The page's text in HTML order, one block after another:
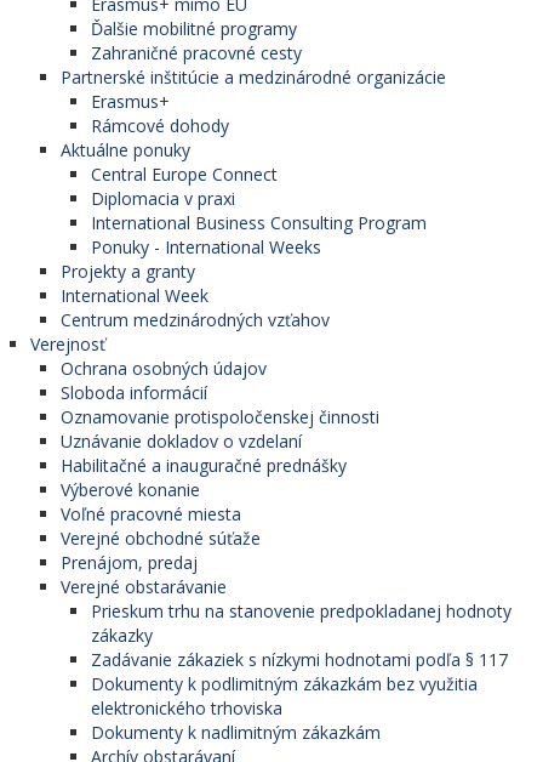
Ďalšie mobilitné programy
Zahraničné pracovné cesty
Partnerské inštitúcie a medzinárodné organizácie
Erasmus+
Rámcové dohody
Aktuálne ponuky
Central Europe Connect
Diplomacia v praxi
International Business Consulting Program
Ponuky - International Weeks
Projekty a granty
International Week
Centrum medzinárodných vzťahov
Verejnosť
Ochrana osobných údajov
Sloboda informácií
Oznamovanie protispoločenskej činnosti
Uznávanie dokladov o vzdelaní
Habilitačné a inauguračné prednášky
Výberové konanie
Voľné pracovné miesta
Verejné obchodné súťaže
Prenájom, predaj
Verejné obstarávanie
Prieskum trhu na stanovenie predpokladanej hodnoty
zákazky
Zadávanie zákaziek s nízkymi hodnotami podľa § 117
Dokumenty k podlimitným zákazkám bez využitia
elektronického trhoviska
Dokumenty k nadlimitným zákazkám
Archív obstarávaní